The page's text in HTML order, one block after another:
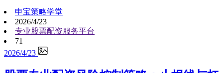
申宝策略学堂
2026/4/23
专业股票配资服务平台
71
2026/4/23